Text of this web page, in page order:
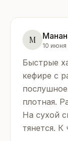
М
10 июня
Быстрые
кефире с
плотная.
На сухой
тянется. К